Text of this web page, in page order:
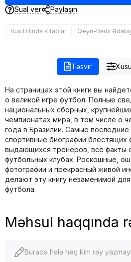
Sual ver Paylaşın
Rus Dilində Kitablar Qeyri-Bədii
Təsvir
На страницах этой книги вы
о великой игре футбол. Полные
национальных сборных,
чемпионатах мира, в том числе о
года в Бразилии. Самые последние
спортивные биографии блестящих
выдающихся тренеров, все факты
футбольных клубах. Роскошные,
фотографии и прекрасный живой
делают эту книгу незаменимой
футбола.
Məhsul haqqında
Burada hələ heç kim rəy